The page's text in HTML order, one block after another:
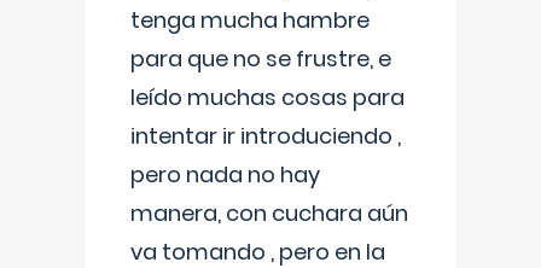
tenga mucha hambre
para que no se frustre, e
leído muchas cosas para
intentar ir introduciendo ,
pero nada no hay
manera, con cuchara aún
va tomando , pero en la